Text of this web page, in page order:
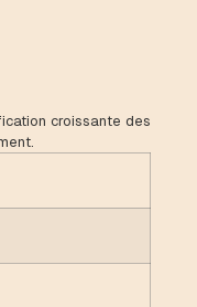
croissante des